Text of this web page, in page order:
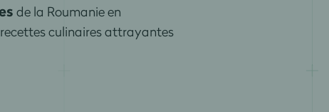
de la Roumanie en
culinaires attrayantes